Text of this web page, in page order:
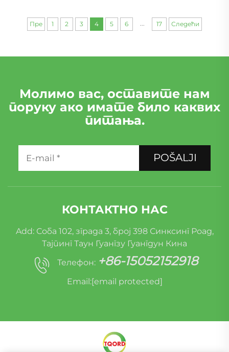
Пре 1 2 3 4 5 6 17 Следећи
Молимо вас, оставите нам
поруку ако имате било каквих
питања.
POŠALJI
КОНТАКТНО НАС
Add: Соба 102, зграда 3, број 398 Синксинг Роад,
Тајпинг Таун Гуангзу Гуангдун Кина
Телефон: +86-15052152918
Email:[email protected]